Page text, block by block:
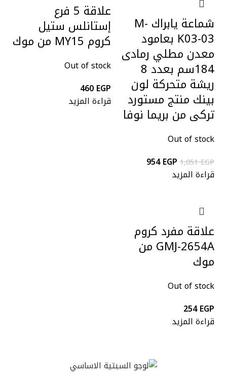
شماعة يابراك M-
K03-03 بعامود
معدن مطلي رمادى
184سم بعدد 8
ريشة متحركة لون
بينك منتج مستورد
تركى من بريما نوفا
Out of stock
1,051EGP
954EGP
قراءة المزيد
علاقة 5 فرع
إستانلس ستيل
كروم MY15 من موك
Out of stock
460EGP
قراءة المزيد
علاقة مفرد كروم
GMJ-2654A من
موك
Out of stock
254EGP
قراءة المزيد